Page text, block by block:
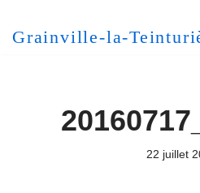
Grainville-la-
22 juillet